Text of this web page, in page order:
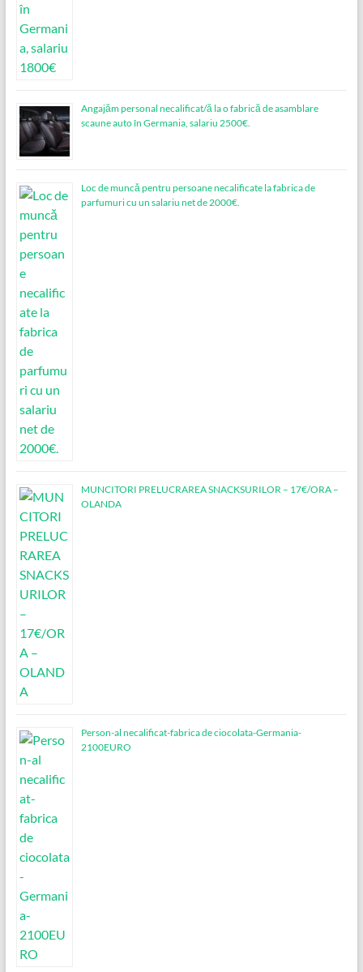
Angajăm personal necalificat/ă la o fabrică de asamblare
scaune auto în Germania, salariu 2500€.
Loc de muncǎ pentru persoane necalificate la fabrica de
parfumuri cu un salariu net de 2000€.
MUNCITORI PRELUCRAREA SNACKSURILOR – 17€/ORA –
OLANDA
Person-al necalificat-fabrica de ciocolata-Germania-
2100EURO